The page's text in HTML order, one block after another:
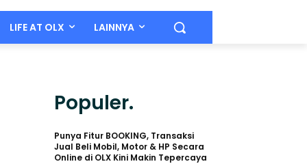
LIFE AT OLX LAINNYA
Populer.
Punya Fitur BOOKING, Transaksi
Jual Beli Mobil, Motor & HP Secara
Online di OLX Kini Makin Tepercaya